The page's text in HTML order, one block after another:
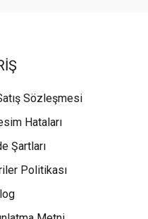
Sözleşmesi
Hataları
Şartları
Politikası